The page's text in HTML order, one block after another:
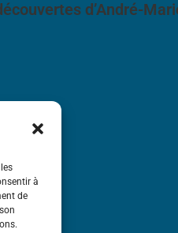
à
de
d’André-